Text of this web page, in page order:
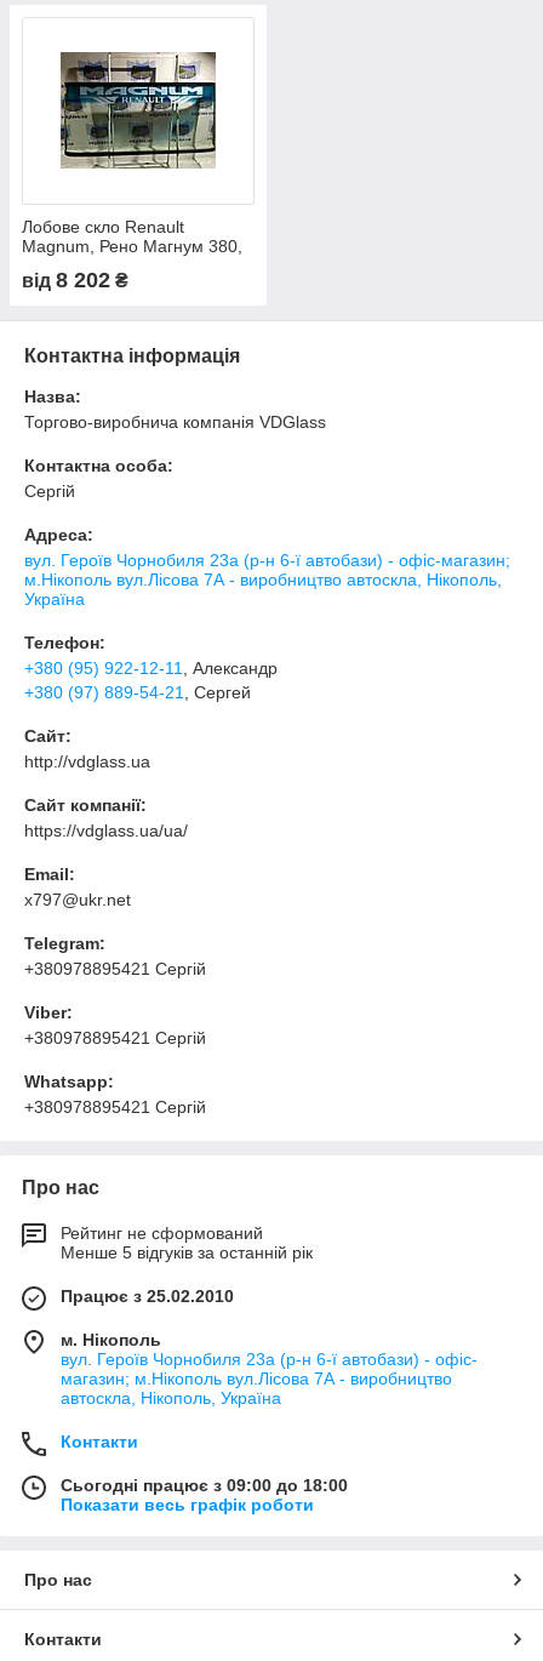
Лобове скло Renault
Magnum, Рено Магнум 380,
AE 420Ti, AE 520, триплекс
від 8 202 ₴
Контактна інформація
Назва:
Торгово-виробнича компанія VDGlass
Контактна особа:
Сергій
Адреса:
вул. Героїв Чорнобиля 23а (р-н 6-ї автобази) - офіс-магазин;
м.Нікополь вул.Лісова 7А - виробництво автоскла, Нікополь,
Україна
Телефон:
+380 (95) 922-12-11
, Александр
+380 (97) 889-54-21
, Сергей
Сайт:
http://vdglass.ua
Сайт компанії:
https://vdglass.ua/ua/
Email:
x797@ukr.net
Telegram:
+380978895421 Сергій
Viber:
+380978895421 Сергій
Whatsapp:
+380978895421 Сергій
Про нас
Рейтинг не сформований
Менше 5 відгуків за останній рік
Працює з 25.02.2010
м. Нікополь
вул. Героїв Чорнобиля 23а (р-н 6-ї автобази) - офіс-
магазин; м.Нікополь вул.Лісова 7А - виробництво
автоскла, Нікополь, Україна
Контакти
Сьогодні працює з 09:00 до 18:00
Показати весь графік роботи
Про нас
Контакти